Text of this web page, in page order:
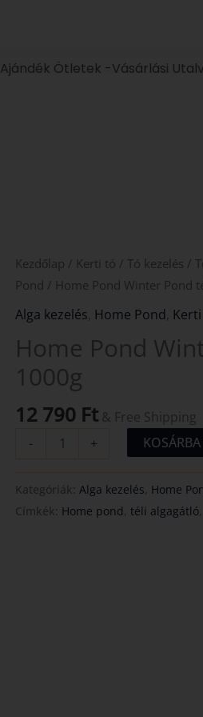
Ajándék Ötletek -Vásárlási
Kezdőlap / Kerti tó /Tó kezelés /
Pond / Home Pond Winter Pond
Alga kezelés Home Pond
Home Pond
1000g
12 790 Ft & Free Shipping
-
Home
Pond
Winter
Pond
téli
algagátló
mennyiség
+
Kategóriák:Alga kezelés, Home
Címkék: Home pond,téli algagátló